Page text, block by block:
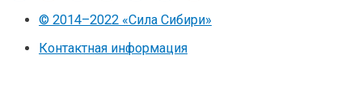
© 2014–2022 «Сила Сибири»
Контактная информация